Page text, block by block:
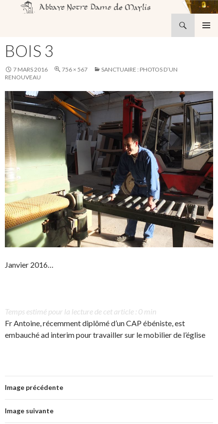
AU
CONTENU
BOIS 3
7 MARS 2016 756 × 567
SANCTUAIRE : PHOTOS D’UN
RENOUVEAU
Janvier 2016…
Temps estimé pour la lecture de cet article : 0 min
Fr Antoine, récemment diplômé d’un CAP ébéniste, est
embauché ad interim pour travailler sur le mobilier de l’église
Image précédente
Image suivante